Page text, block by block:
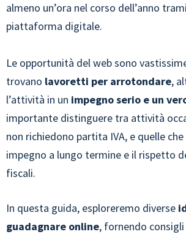
almeno un’ora nel corso dell’anno
piattaforma digitale.
Le opportunità del web sono
trovano lavoretti per arrotondare,
l’attività in un impegno serio e un
importante distinguere tra attività
non richiedono partita IVA, e quelle
impegno a lungo termine e il rispetto
fiscali.
In questa guida, esploreremo diverse
guadagnare online, fornendo